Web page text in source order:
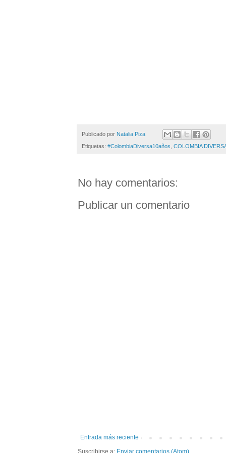
Publicado por Natalia Piza
Etiquetas: #ColombiaDiversa10años COLOMBIA
No hay comentarios:
Publicar un comentario
Entrada más reciente
Suscribirse a: Enviar comentarios (Atom)